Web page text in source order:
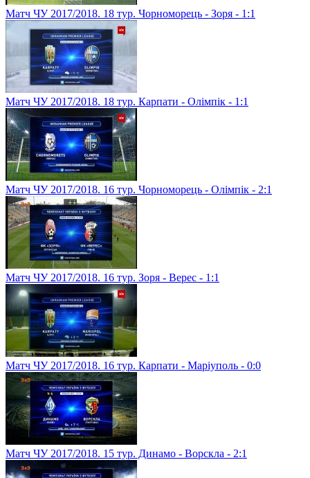
Матч ЧУ 2017/2018. 18 тур. Чорноморець - Зоря - 1:1
Матч ЧУ 2017/2018. 18 тур. Карпати - Олімпік - 1:1
Матч ЧУ 2017/2018. 16 тур. Чорноморець - Олімпік - 2:1
Матч ЧУ 2017/2018. 16 тур. Зоря - Верес - 1:1
Матч ЧУ 2017/2018. 16 тур. Карпати - Маріуполь - 0:0
Матч ЧУ 2017/2018. 15 тур. Динамо - Ворскла - 2:1